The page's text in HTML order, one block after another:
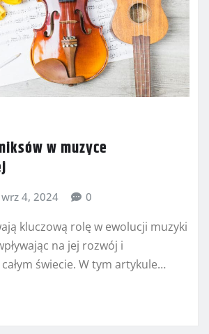
w muzyce
wrz 4, 2024 0
kluczową rolę w ewolucji muzyki
na jej rozwój i
świecie. W tym artykule…